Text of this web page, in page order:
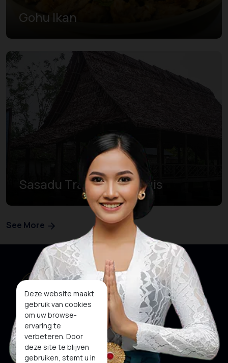
Deze website maakt
gebruik van cookies
om uw browse-
ervaring te
verbeteren. Door
deze site te blijven
gebruiken, stemt u in
Gohu Ikan
Sasadu Traditioneel Huis
See More
Onze websites Sociale media